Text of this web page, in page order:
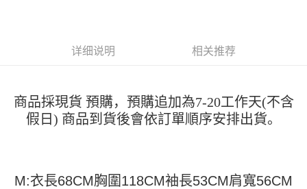
账／街口支付／iPASS MONEY”等通路缴费。
本服务购买商品或服务，并由商店将买卖／分期付款买卖价金债权让与本公
司后，依约使用本公司账单缴交账款。
2. 基于同意付款使用 “大哥付你分期”之契约关系目的，商店将以您的个人资
請留意繳費期限為 14 天。唯有下載 AFTEE App 成為 AFTEE 會員者方能享
有最長 45 天內付款之服務。
出。使用AFTEE下訂可以延長您收到商品前的繳費天數，但無法保證一定能
夠在期限內收到商品(例如:預購商品或預計到貨時間較長者)。因此無論收到
商品與否，仍需要請您在AFTEE規定的時間內完成繳費。
2. 結帳金額須大於NT$30
每笔NT$45，满NT$499(含以上)免运费
付款 後7-11取貨
每笔NT$70，满NT$499(含以上)免运费
详细说明 相关推荐
商品採現貨 預購，預購追加為7-20工作天(不含
假日) 商品到貨後會依訂單順序安排出貨。
M:衣長68CM胸圍118CM袖長53CM肩寬56CM